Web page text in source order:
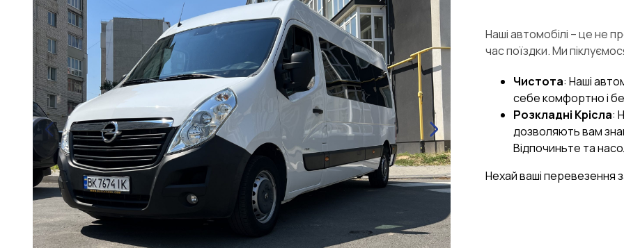
Наші автомобілі – це не
час поїздки. Ми
Чистота: Наші
себе комфортно і
Розкладні Крісла:
дозволяють вам
Відпочиньте та
Нехай ваші перевезення